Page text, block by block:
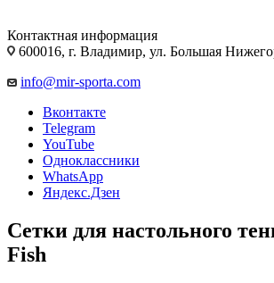
Контактная информация
600016, г. Владимир, ул. Большая
info@mir-sporta.com
Вконтакте
Telegram
YouTube
Одноклассники
WhatsApp
Яндекс.Дзен
Сетки для настольного
Fish